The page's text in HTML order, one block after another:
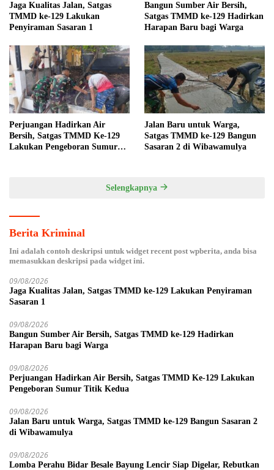
Jaga Kualitas Jalan, Satgas
TMMD ke-129 Lakukan
Penyiraman Sasaran 1
Bangun Sumber Air Bersih,
Satgas TMMD ke-129 Hadirkan
Harapan Baru bagi Warga
Perjuangan Hadirkan Air
Bersih, Satgas TMMD Ke-129
Lakukan Pengeboran Sumur
Jalan Baru untuk Warga,
Satgas TMMD ke-129 Bangun
Sasaran 2 di Wibawamulya
Selengkapnya
Berita Kriminal
Ini adalah contoh deskripsi untuk widget recent post wpberita, anda bisa
memasukkan deskripsi pada widget ini.
09/08/2026
Jaga Kualitas Jalan, Satgas TMMD ke-129 Lakukan Penyiraman
Sasaran 1
09/08/2026
Bangun Sumber Air Bersih, Satgas TMMD ke-129 Hadirkan
Harapan Baru bagi Warga
09/08/2026
Perjuangan Hadirkan Air Bersih, Satgas TMMD Ke-129 Lakukan
Pengeboran Sumur Titik Kedua
09/08/2026
Jalan Baru untuk Warga, Satgas TMMD ke-129 Bangun Sasaran 2
di Wibawamulya
09/08/2026
Lomba Perahu Bidar Besale Bayung Lencir Siap Digelar, Rebutkan